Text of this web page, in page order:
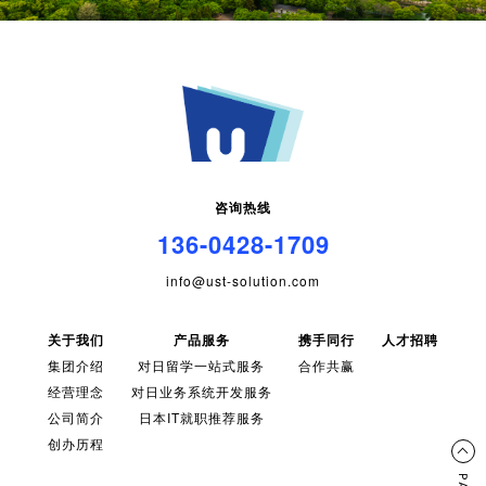
咨询热线
136-0428-1709
info@ust-solution.com
关于我们
集团介绍
经营理念
公司简介
创办历程
产品服务
对日留学一站式服务
对日业务系统开发服务
日本IT就职推荐服务
携手同行
合作共赢
人才招聘